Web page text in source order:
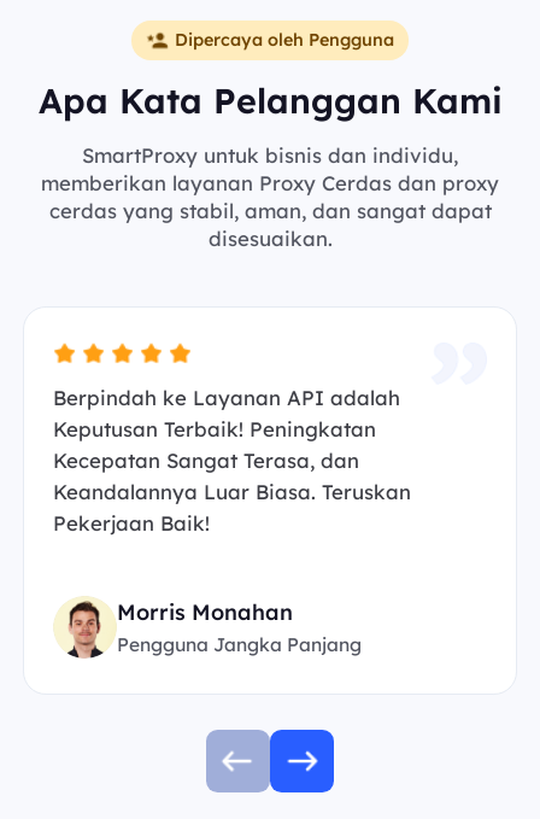
Dipercaya oleh Pengguna
Apa Kata Pelanggan Kami
SmartProxy untuk bisnis dan individu,
memberikan layanan Proxy Cerdas dan proxy
cerdas yang stabil, aman, dan sangat dapat
disesuaikan.
Berpindah ke Layanan API adalah
Keputusan Terbaik! Peningkatan
Kecepatan Sangat Terasa, dan
Keandalannya Luar Biasa. Teruskan
Pekerjaan Baik!
Morris Monahan
Pengguna Jangka Panjang